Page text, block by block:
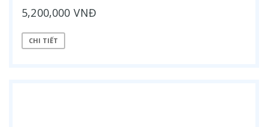
5,200,000 VNĐ
CHI TIẾT